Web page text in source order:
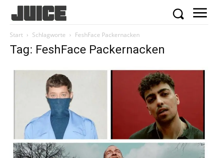
Start Schlagworte FeshFace Packernacken
Tag: FeshFace Packernacken